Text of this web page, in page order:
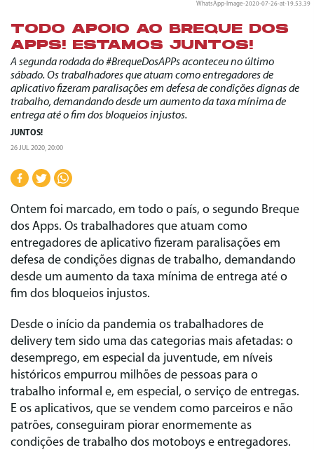
WhatsApp-Image-2020-07-26-at-19.53.39
TODO APOIO AO BREQUE DOS
APPS! ESTAMOS JUNTOS!
A segunda rodada do #BrequeDosAPPs aconteceu no último
sábado. Os trabalhadores que atuam como entregadores de
aplicativo fizeram paralisações em defesa de condições dignas de
trabalho, demandando desde um aumento da taxa mínima de
entrega até o fim dos bloqueios injustos.
JUNTOS!
26 JUL 2020, 20:00
Ontem foi marcado, em todo o país, o segundo Breque
dos Apps. Os trabalhadores que atuam como
entregadores de aplicativo fizeram paralisações em
defesa de condições dignas de trabalho, demandando
desde um aumento da taxa mínima de entrega até o
fim dos bloqueios injustos.
Desde o início da pandemia os trabalhadores de
delivery tem sido uma das categorias mais afetadas: o
desemprego, em especial da juventude, em níveis
históricos empurrou milhões de pessoas para o
trabalho informal e, em especial, o serviço de entregas.
E os aplicativos, que se vendem como parceiros e não
patrões, conseguiram piorar enormemente as
condições de trabalho dos motoboys e entregadores.